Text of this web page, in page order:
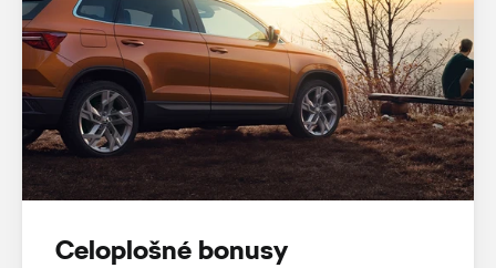
Celoplošné bonusy